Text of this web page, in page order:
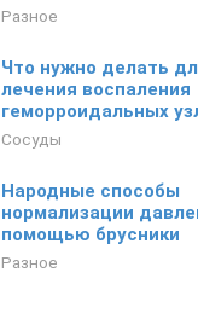
Разное
Что нужно делать
лечения воспаления
геморроидальных
Сосуды
Народные способы
нормализации
помощью брусники
Разное